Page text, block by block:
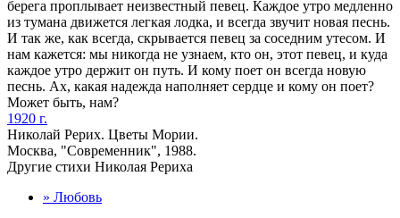
берега проплывает неизвестный певец. Каждое утро медленно
из тумана движется легкая лодка, и всегда звучит новая песнь.
И так же, как всегда, скрывается певец за соседним утесом. И
нам кажется: мы никогда не узнаем, кто он, этот певец, и куда
каждое утро держит он путь. И кому поет он всегда новую
песнь. Ах, какая надежда наполняет сердце и кому он поет?
Может быть, нам?
1920 г.
Николай Рерих. Цветы Мории.
Москва, "Современник", 1988.
Другие стихи Николая Рериха
» Любовь